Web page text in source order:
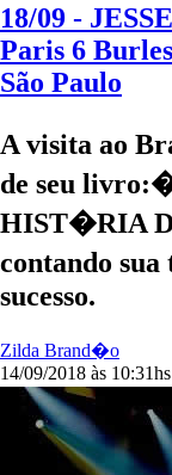
18/09 -
Paris 6
São Paulo
A visita ao
de seu
HIST�RIA
contando
sucesso.
Zilda Brand�o
14/09/2018 às 10:31hs